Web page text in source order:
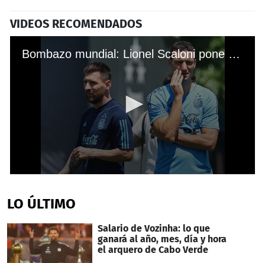
VIDEOS RECOMENDADOS
Bombazo mundial: Lionel Scaloni pone en duda su continuidad al frente de la selección argentina
of
5
10
seconds
LO ÚLTIMO
Salario de Vozinha: lo que
ganará al año, mes, día y hora
el arquero de Cabo Verde